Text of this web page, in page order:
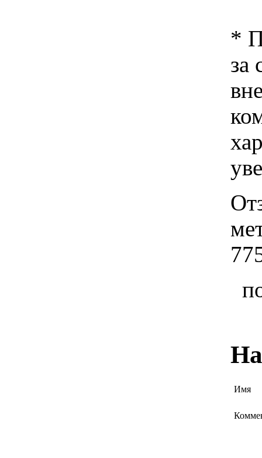
*
за
Имя